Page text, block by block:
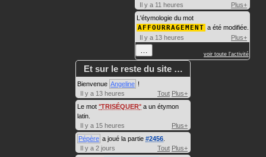
Il y a 11 heures
Plus+
L'étymologie du mot
AFFOURRAGEMENT a été modifiée.
Il y a 13 heures
Plus+
voir toute l'activité
Et sur le reste du site …
Bienvenue Angeline !
Il y a 13 heures
Tout Plus+
Le mot TRISÉQUER a un étymon
latin.
Il y a 15 heures
Plus+
Pépère a joué la partie #2456
Il y a 2 jours
Tout Plus+